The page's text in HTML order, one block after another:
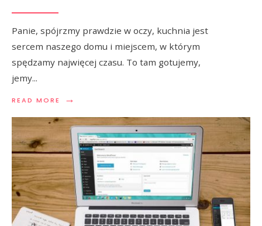
Panie, spójrzmy prawdzie w oczy, kuchnia jest
sercem naszego domu i miejscem, w którym
spędzamy najwięcej czasu. To tam gotujemy,
jemy...
READ MORE →